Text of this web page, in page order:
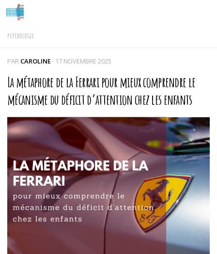
Skip to content
PSYCHOLOGIE
PAR CAROLINE · 17 NOVEMBRE 2025
La métaphore de la Ferrari pour mieux comprendre le
mécanisme du déficit d’attention chez les enfants